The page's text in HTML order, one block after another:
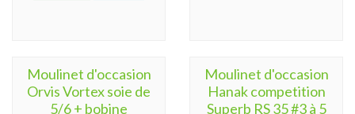
Moulinet d'occasion
Orvis Vortex soie de
5/6 + bobine
Moulinet d'occasion
Hanak competition
Superb RS 35 #3 à 5